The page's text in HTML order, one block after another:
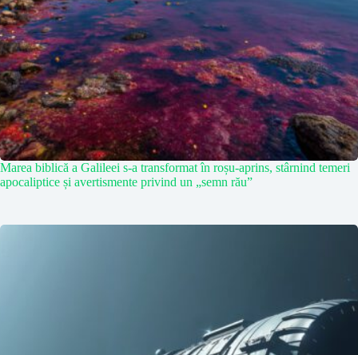
Marea biblică a Galileei s-a transformat în roșu-aprins, stârnind temeri
apocaliptice și avertismente privind un „semn rău”